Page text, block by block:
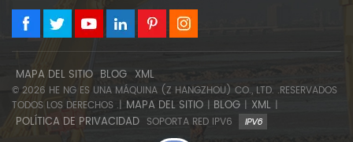
MAPA DEL SITIO BLOG XML
© 2026 HE NG ES UNA MÁQUINA (Z HANGZHOU) CO., LTD. .RESERVADOS
TODOS LOS DERECHOS .| MAPA DEL SITIO | BLOG | XML |
POLÍTICA DE PRIVACIDAD SOPORTA RED IPV6